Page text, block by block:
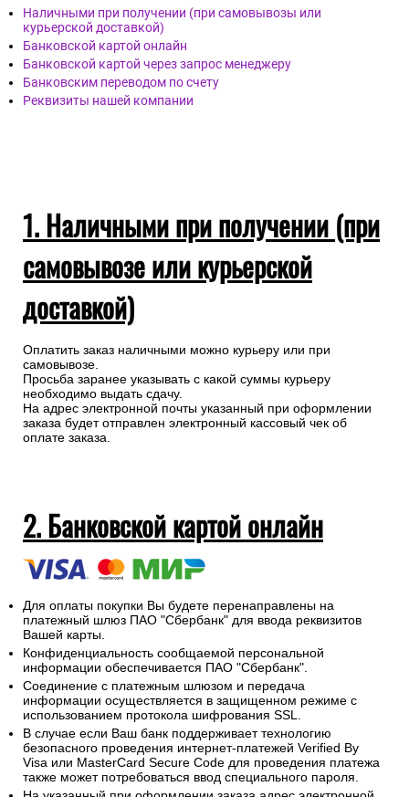
Наличными при получении (при самовывозы или
курьерской доставкой)
Банковской картой онлайн
Банковской картой через запрос менеджеру
Банковским переводом по счету
Реквизиты нашей компании
1. Наличными при получении (при
самовывозе или курьерской
доставкой)
Оплатить заказ наличными можно курьеру или при
самовывозе.
Просьба заранее указывать с какой суммы курьеру
необходимо выдать сдачу.
На адрес электронной почты указанный при оформлении
заказа будет отправлен электронный кассовый чек об
оплате заказа.
2. Банковской картой онлайн
Для оплаты покупки Вы будете перенаправлены на
платежный шлюз ПАО "Сбербанк" для ввода реквизитов
Вашей карты.
Конфиденциальность сообщаемой персональной
информации обеспечивается ПАО "Сбербанк".
Соединение с платежным шлюзом и передача
информации осуществляется в защищенном режиме с
использованием протокола шифрования SSL.
В случае если Ваш банк поддерживает технологию
безопасного проведения интернет-платежей Verified By
Visa или MasterCard Secure Code для проведения платежа
также может потребоваться ввод специального пароля.